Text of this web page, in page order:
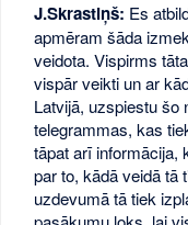
J.Skrastiņš: Es
apmēram šāda
veidota. Vispirms
vispār veikti un ar
Latvijā, uzspiestu šo
telegrammas, kas
tāpat arī informācija,
par to, kādā veidā tā
uzdevumā tā tiek